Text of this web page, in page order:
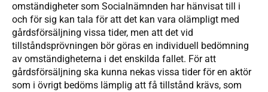
omständigheter som Socialnämnden har hänvisat till i
och för sig kan tala för att det kan vara olämpligt med
gårdsförsäljning vissa tider, men att det vid
tillståndsprövningen bör göras en individuell bedömning
av omständigheterna i det enskilda fallet. För att
gårdsförsäljning ska kunna nekas vissa tider för en aktör
som i övrigt bedöms lämplig att få tillstånd krävs, som